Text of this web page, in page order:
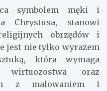
symbolem męki i
Chrystusa, stanowi
obrzędów i
jest nie tylko wyrazem
która wymaga
wirtuozostwa oraz
z malowaniem i